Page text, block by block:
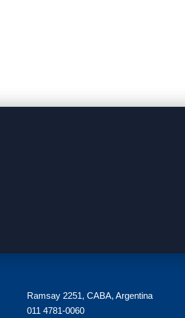
Ramsay 2251, CABA, Argentina
011 4781-0060